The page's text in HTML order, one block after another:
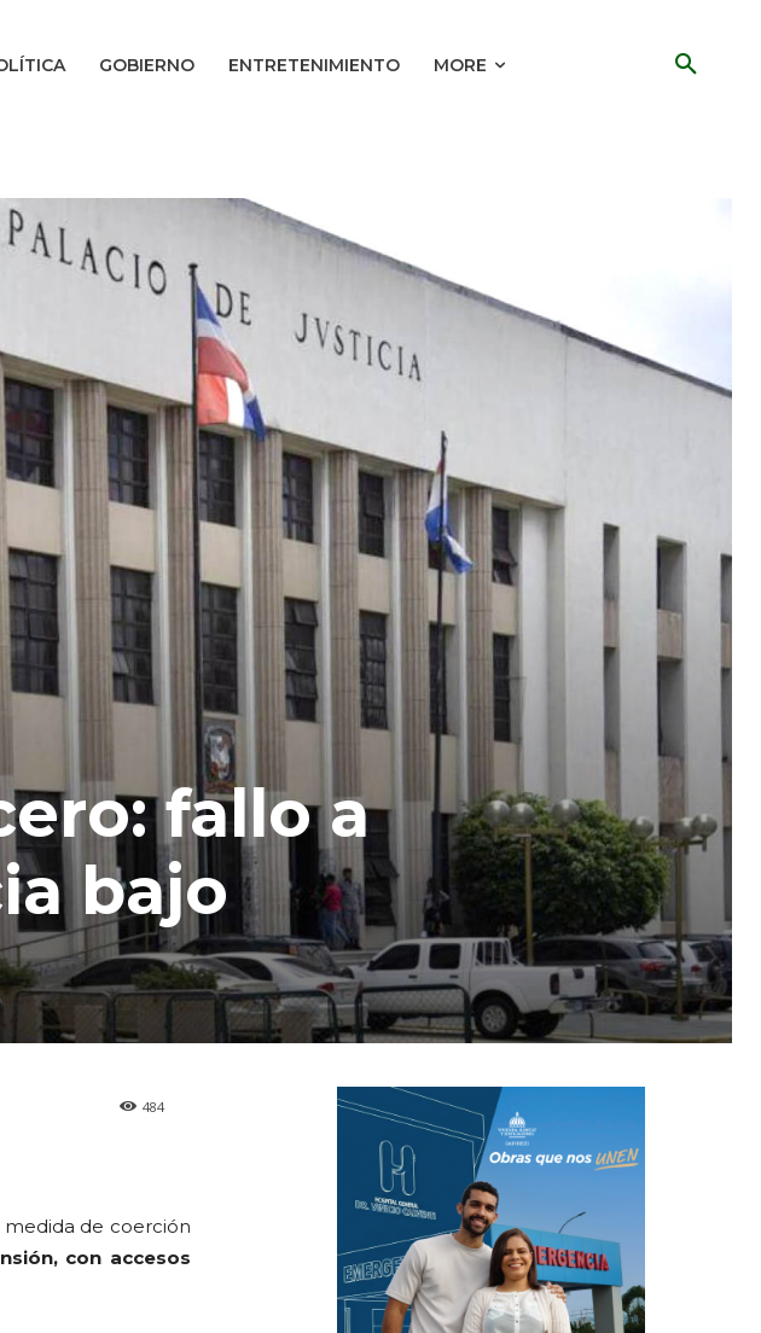
GOBIERNO ENTRETENIMIENTO MORE
fallo a
bajo
484
medida de coerción
con accesos